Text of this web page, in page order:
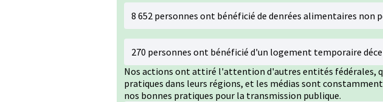
8 652 personnes ont bénéficié de denrées alimentaires non
270 personnes ont bénéficié d'un logement temporaire
Nos actions ont attiré l'attention d'autres entités fédérales,
pratiques dans leurs régions, et les médias sont
nos bonnes pratiques pour la transmission publique.